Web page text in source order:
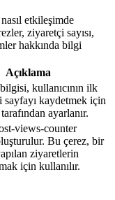
etkileşimde
ziyaretçi sayısı,
hakkında bilgi
Açıklama
kullanıcının ilk
sayfayı kaydetmek için
ayarlanır.
views-counter
Bu çerez, bir
ziyaretlerin
için kullanılır.